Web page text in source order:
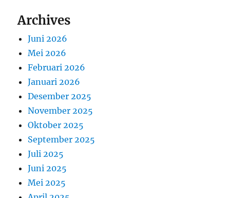
Archives
Juni 2026
Mei 2026
Februari 2026
Januari 2026
Desember 2025
November 2025
Oktober 2025
September 2025
Juli 2025
Juni 2025
Mei 2025